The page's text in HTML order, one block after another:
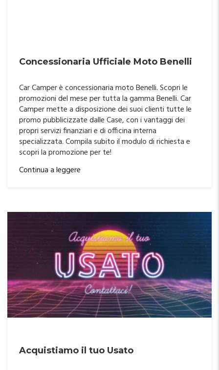
Concessionaria Ufficiale Moto Benelli
Car Camper è concessionaria moto Benelli. Scopri le
promozioni del mese per tutta la gamma Benelli. Car
Camper mette a disposizione dei suoi clienti tutte le
promo pubblicizzate dalle Case, con i vantaggi dei
propri servizi finanziari e di officina interna
specializzata. Compila subito il modulo di richiesta e
scopri la promozione per te!
Continua a leggere
Acquistiamo il tuo Usato